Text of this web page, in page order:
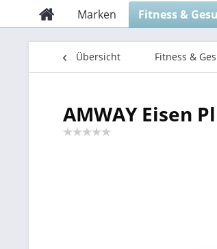
Marken Fitness &
Übersicht Fitness &
AMWAY Eisen